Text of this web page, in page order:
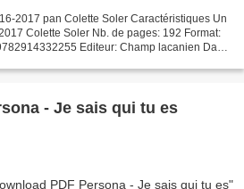
2017 pan Colette Soler Caractéristiques Un
Colette Soler Nb. de pages: 192 Format:
Editeur: Champ lacanien Date
Download PDF Persona - Je sais qui tu es